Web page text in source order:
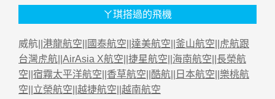
ㄚ琪搭過的飛機
威航|| 港龍航空 國泰航空 達美航空 釜山航空
虎航跟
台灣虎航 AirAsia X航空 捷星航空 海南航空 長榮航
空 宿霧太平洋航空 香草航空 酷航 日本航空 樂桃航
空 立榮航空 越捷航空 越南航空